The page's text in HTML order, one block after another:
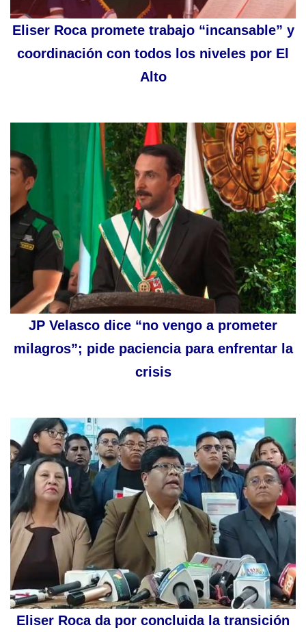
Eliser Roca promete trabajo “incansable” y
coordinación con todos los niveles por El
Alto
JP Velasco dice “no vengo a prometer
milagros”; pide paciencia para enfrentar la
crisis
Eliser Roca da por concluida la transición